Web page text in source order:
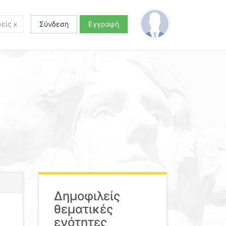
Σύνδεση Εγγραφή
Δημοφιλείς
θεματικές
ενότητες